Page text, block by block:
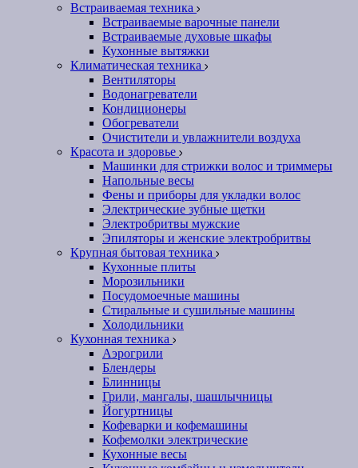
Встраиваемая техника
Встраиваемые варочные панели
Встраиваемые духовые шкафы
Кухонные вытяжки
Климатическая техника
Вентиляторы
Водонагреватели
Кондиционеры
Обогреватели
Очистители и увлажнители воздуха
Красота и здоровье
Машинки для стрижки волос и триммеры
Напольные весы
Фены и приборы для укладки волос
Электрические зубные щетки
Электробритвы мужские
Эпиляторы и женские электробритвы
Крупная бытовая техника
Кухонные плиты
Морозильники
Посудомоечные машины
Стиральные и сушильные машины
Холодильники
Кухонная техника
Аэрогрили
Блендеры
Блинницы
Грили, мангалы, шашлычницы
Йогуртницы
Кофеварки и кофемашины
Кофемолки электрические
Кухонные весы